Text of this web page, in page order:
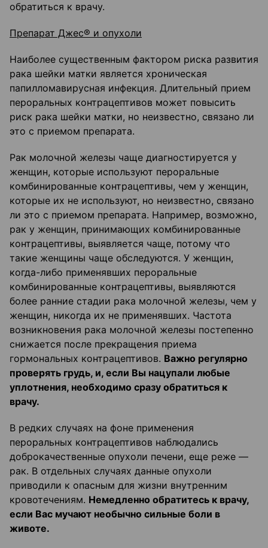
обратиться к врачу.
Препарат Джес® и опухоли
Наиболее существенным фактором риска развития
рака шейки матки является хроническая
папилломавирусная инфекция. Длительный прием
пероральных контрацептивов может повысить
риск рака шейки матки, но неизвестно, связано ли
это с приемом препарата.
Рак молочной железы чаще диагностируется у
женщин, которые используют пероральные
комбинированные контрацептивы, чем у женщин,
которые их не используют, но неизвестно, связано
ли это с приемом препарата. Например, возможно,
рак у женщин, принимающих комбинированные
контрацептивы, выявляется чаще, потому что
такие женщины чаще обследуются. У женщин,
когда-либо применявших пероральные
комбинированные контрацептивы, выявляются
более ранние стадии рака молочной железы, чем у
женщин, никогда их не применявших. Частота
возникновения рака молочной железы постепенно
снижается после прекращения приема
гормональных контрацептивов. Важно регулярно
проверять грудь, и, если Вы нацупали любые
уплотнения, необходимо сразу обратиться к
врачу.
В редких случаях на фоне применения
пероральных контрацептивов наблюдались
доброкачественные опухоли печени, еще реже —
рак. В отдельных случаях данные опухоли
приводили к опасным для жизни внутренним
кровотечениям. Немедленно обратитесь к врачу,
если Вас мучают необычно сильные боли в
животе.